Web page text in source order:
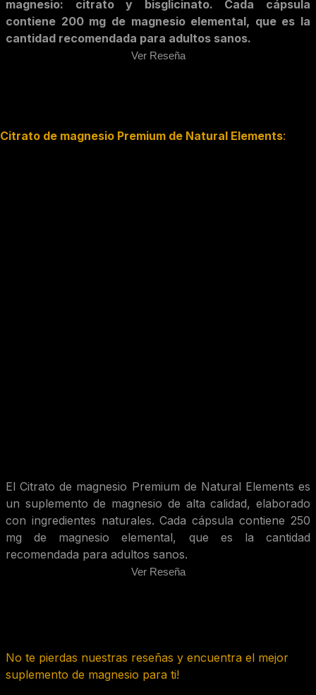
magnesio: citrato y bisglicinato. Cada cápsula
contiene 200 mg de magnesio elemental, que es la
cantidad recomendada para adultos sanos.
Ver Reseña
Citrato de magnesio Premium de Natural Elements:
El Citrato de magnesio Premium de Natural Elements es
un suplemento de magnesio de alta calidad, elaborado
con ingredientes naturales. Cada cápsula contiene 250
mg de magnesio elemental, que es la cantidad
recomendada para adultos sanos.
Ver Reseña
No te pierdas nuestras reseñas y encuentra el mejor
suplemento de magnesio para ti!